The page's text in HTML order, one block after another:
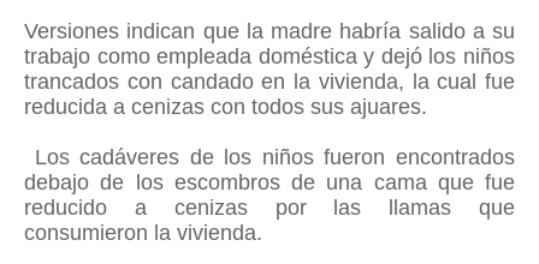
Versiones indican que la madre habría salido a su
trabajo como empleada doméstica y dejó los niños
trancados con candado en la vivienda, la cual fue
reducida a cenizas con todos sus ajuares.
Los cadáveres de los niños fueron encontrados
debajo de los escombros de una cama que fue
reducido a cenizas por las llamas que
consumieron la vivienda.